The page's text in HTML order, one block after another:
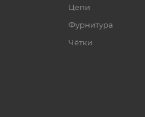
Цепи
Фурнитура
Чётки